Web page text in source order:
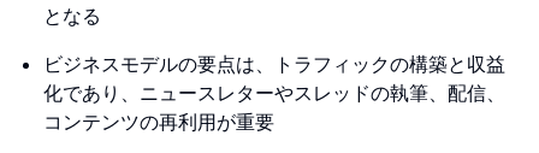
となる
ビジネスモデルの要点は、トラフィックの構築と収益
化であり、ニュースレターやスレッドの執筆、配信、
コンテンツの再利用が重要